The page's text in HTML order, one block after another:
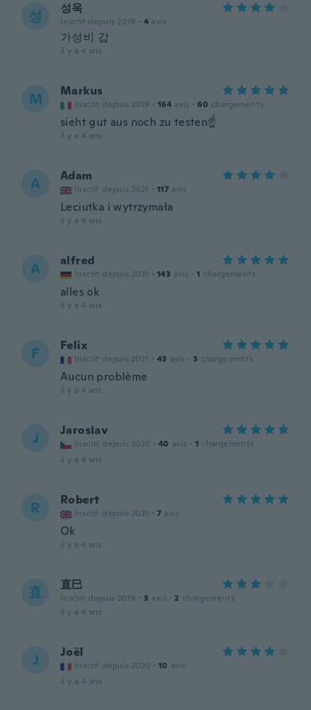
성 성욱
Inscrit depuis 2019 · 4 avis
가성비 갑
il y a 4 ans
M Markus
Inscrit depuis 2019 · 164 avis · 60 chargements
sieht gut aus noch zu testen☝️
il y a 4 ans
A Adam
Inscrit depuis 2021 · 117 avis
Leciutka i wytrzymała
il y a 4 ans
A alfred
Inscrit depuis 2021 · 143 avis · 1 chargements
alles ok
il y a 4 ans
F Felix
Inscrit depuis 2021 · 43 avis · 3 chargements
Aucun problème
il y a 4 ans
J Jaroslav
Inscrit depuis 2020 · 40 avis · 1 chargements
il y a 4 ans
R Robert
Inscrit depuis 2021 · 7 avis
Ok
il y a 4 ans
直 直巳
Inscrit depuis 2019 · 3 avis · 2 chargements
il y a 4 ans
J Joël
Inscrit depuis 2020 · 10 avis
il y a 4 ans